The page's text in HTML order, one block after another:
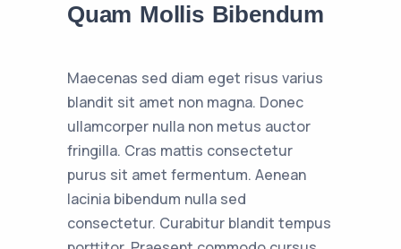
Quam Mollis Bibendum
Maecenas sed diam eget risus varius
blandit sit amet non magna. Donec
ullamcorper nulla non metus auctor
fringilla. Cras mattis consectetur
purus sit amet fermentum. Aenean
lacinia bibendum nulla sed
consectetur. Curabitur blandit tempus